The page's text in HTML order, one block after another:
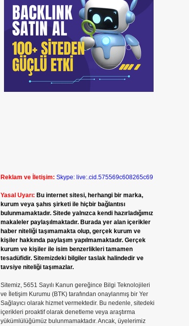
Reklam ve İletişim: Skype: live:.cid.575569c608265c69
Yasal Uyarı: Bu internet sitesi, herhangi bir marka,
kurum veya şahıs şirketi ile hiçbir bağlantısı
bulunmamaktadır. Sitede yalnızca kendi hazırladığımız
makaleler paylaşılmaktadır. Burada yer alan içerikler
haber niteliği taşımamakta olup, gerçek kurum ve
kişiler hakkında paylaşım yapılmamaktadır. Gerçek
kurum ve kişiler ile isim benzerlikleri tamamen
tesadüfidir. Sitemizdeki bilgiler taslak halindedir ve
tavsiye niteliği taşımazlar.
Sitemiz, 5651 Sayılı Kanun gereğince Bilgi Teknolojileri
ve İletişim Kurumu (BTK) tarafından onaylanmış bir Yer
Sağlayıcı olarak hizmet vermektedir. Bu nedenle, sitedeki
içerikleri proaktif olarak denetleme veya araştırma
yükümlülüğümüz bulunmamaktadır. Ancak, üyelerimiz